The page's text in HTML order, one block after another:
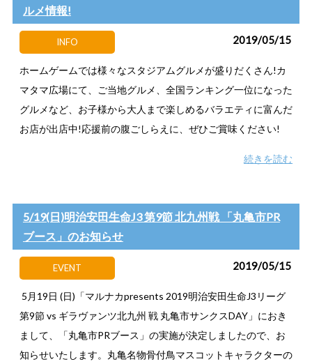
ルメ情報!
INFO 2019/05/15
ホームゲームでは様々なスタジアムグルメが盛りだくさん!カ
マタマ広場にて、ご当地グルメ、全国ランキング一位になった
グルメなど、お子様から大人まで楽しめるバラエティに富んだ
お店が出店中!応援前の腹ごしらえに、ぜひご賞味ください!
続きを読む
5/19(日)明治安田生命J3 第9節 北九州戦 「丸亀市PR
ブース」のお知らせ
EVENT 2019/05/15
5月19日 (日)「マルナカpresents 2019明治安田生命J3リーグ
第9節 vs ギラヴァンツ北九州 戦 丸亀市サンクスDAY」におき
まして、「丸亀市PRブース」の実施が決定しましたので、お
知らせいたします。丸亀名物骨付鳥マスコットキャラクターの